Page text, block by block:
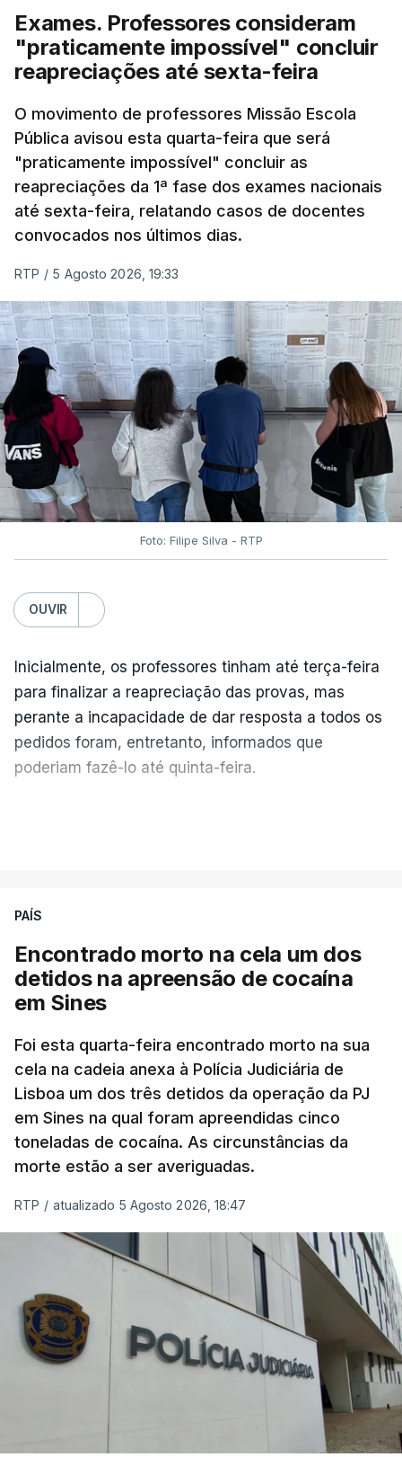
Exames. Professores consideram
"praticamente impossível" concluir
reapreciações até sexta-feira
O movimento de professores Missão Escola
Pública avisou esta quarta-feira que será
"praticamente impossível" concluir as
reapreciações da 1ª fase dos exames nacionais
até sexta-feira, relatando casos de docentes
convocados nos últimos dias.
RTP / 5 Agosto 2026, 19:33
Foto: Filipe Silva - RTP
OUVIR
Inicialmente, os professores tinham até terça-feira
para finalizar a reapreciação das provas, mas
perante a incapacidade de dar resposta a todos os
pedidos foram, entretanto, informados que
poderiam fazê-lo até quinta-feira.
No domingo, estavam concluídos cerca de 50 por
cento dos mais de 20 mil pedidos de reapreciação,
mas Cristina Mota, porta-voz da Missão Escola
Pública, tem dúvidas de que o processo esteja
"Durante o fim de semana e nos últimos dias,
apercebamo-nos que ainda estão a ser
convocados professores para reapreciações"
disse a professora à agência Lusa."Será
praticamente impossível termos a totalidade
Segundo os docentes, o processo de reapreciação
está a enfrentar vários constrangimentos. Há
casos em que faltam os modelos preenchidos
pelos alunos com a alegação justificativa para o
pedido de reapreciação, ou os documentos que os
relatores devem preencher.
"Este é um processo muito mais burocrático"
sublinhou Cristina Mota, afirmando que, além do
PAÍS
Encontrado morto na cela um dos
detidos na apreensão de cocaína
em Sines
Foi esta quarta-feira encontrado morto na sua
cela na cadeia anexa à Polícia Judiciária de
Lisboa um dos três detidos da operação da PJ
em Sines na qual foram apreendidas cinco
toneladas de cocaína. As circunstâncias da
morte estão a ser averiguadas.
RTP / atualizado 5 Agosto 2026, 18:47